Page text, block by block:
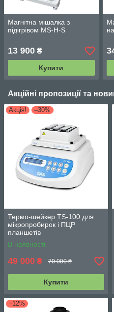
Магнітна мішалка з
підігрівом MS-H-S
13 900 ₴
Купити
Акційні пропозиції та
Акція! –30%
Термо-шейкер TS-100 для
мікропробирок і ПЦР
планшетів
В наявності
49 000 ₴ 70 000 ₴
Купити
–12%